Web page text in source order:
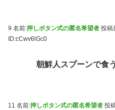
9 名前:押しボタン式の匿名希望者 投稿
ID:cCwv6lGc0
朝鮮人スプーンで食
11 名前:押しボタン式の匿名希望者 投